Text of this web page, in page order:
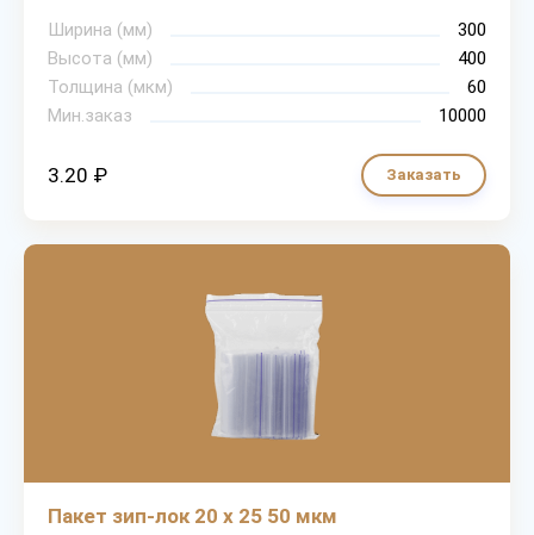
Ширина (мм)
300
Высота (мм)
400
Толщина (мкм)
60
Мин.заказ
10000
3.20 ₽ Заказать
Пакет зип-лок 20 х 25 50 мкм